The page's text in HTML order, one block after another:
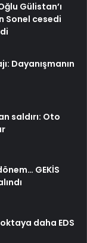
Gülistan’ı
Sonel cesedi
Dayanışmanın
saldırı: Oto
GEKİS
daha EDS